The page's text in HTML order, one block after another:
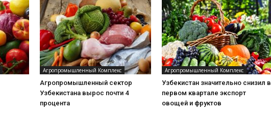
Агропромышленный Комплекс
Агропромышленный сектор
Узбекистана вырос почти 4
процента
Агропромышленный Комплекс
Узбекистан значительно снизил в
первом квартале экспорт
овощей и фруктов